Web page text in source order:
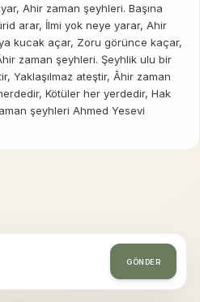
Ahir zaman şeyhleri. Başına
arar, İlmi yok neye yarar, Ahir
kucak açar, Zoru görünce kaçar,
zaman şeyhleri. Şeyhlik ulu bir
Yaklaşılmaz ateştir, Âhir zaman
Kötüler her yerdedir, Hak
şeyhleri Ahmed Yesevi
GÖNDER